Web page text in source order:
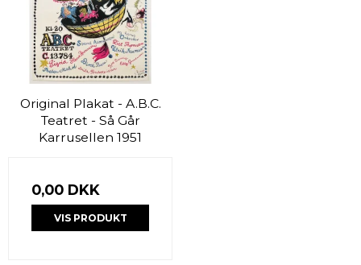
Original Plakat - A.B.C.
Teatret - Så Går
Karrusellen 1951
0,00 DKK
VIS PRODUKT